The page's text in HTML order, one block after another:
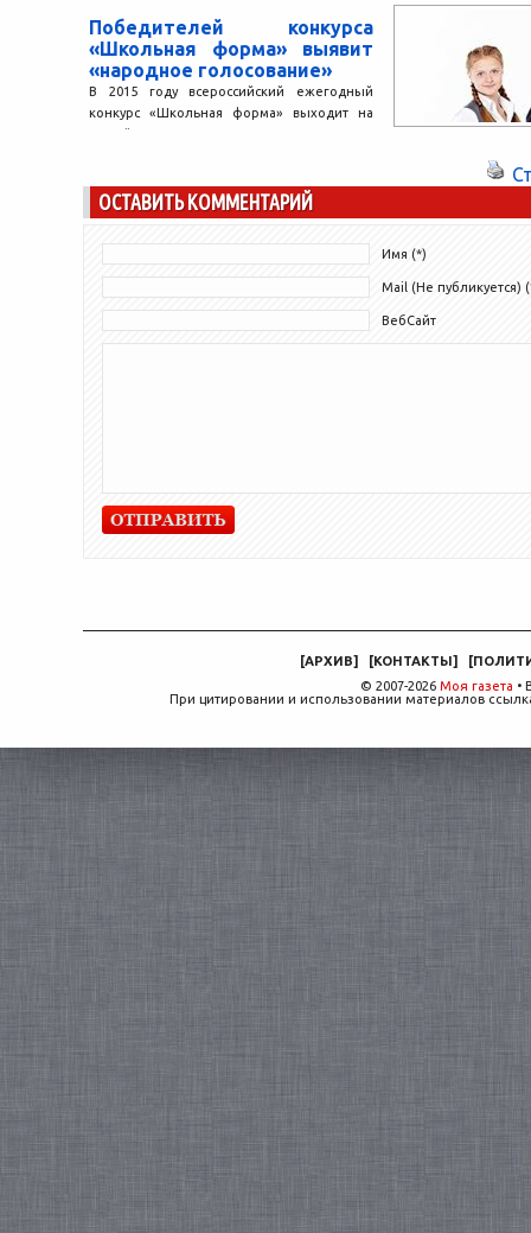
Повторное
цикла
оптимизации
позволяют
решения...
Победителей конкурса
«Школьная форма» выявит
«народное голосование»
В 2015 году всероссийский ежегодный
конкурс «Школьная форма» выходит на
новый уровень: с этого года к участию в
ОСТАВИТЬ КОММЕНТАРИЙ
Имя (*)
Mail (Не публикуется)
ВебСайт
[АРХИВ] [КОНТАКТЫ] [
© 2007-2026 Моя газета •
При цитировании и использовании материалов